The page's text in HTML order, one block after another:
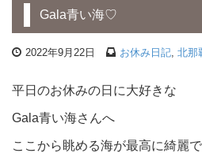
Gala青い海♡
2022年9月22日 お休み日記 北那
平日のお休みの日に大好きな
Gala青い海さんへ
ここから眺める海が最高に綺麗